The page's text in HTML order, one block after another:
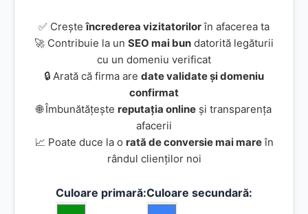
✅ Creșteîncrederea vizitatorilorîn afacerea ta
🚀 Contribuie la un SEO mai bun datorită legăturii
cu un domeniu verificat
🔒 Arată că firma are date validate și domeniu
confirmat
🌐 Îmbunătățește reputația online și transparența
afacerii
📈 Poate duce la o rată de conversie mai mareîn
rândul clienților noi
Culoare primară:Culoare secundară: